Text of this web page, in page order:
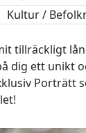
Kultur /
tillräckligt
dig ett unikt
Porträtt